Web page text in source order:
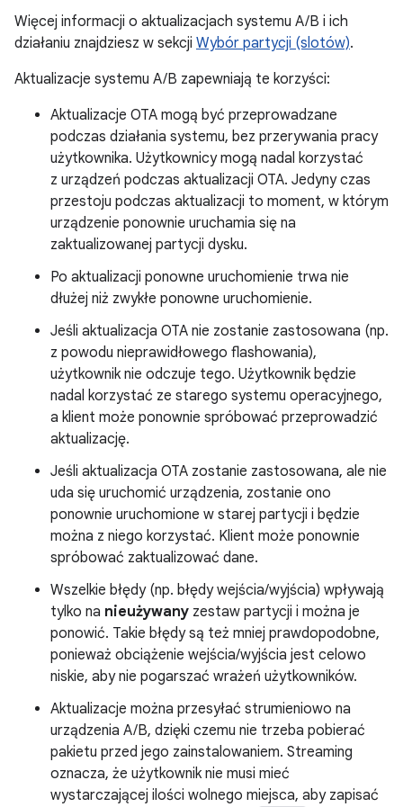
Więcej informacji o aktualizacjach systemu A/B i ich
działaniu znajdziesz w sekcji Wybór partycji (slotów).
Aktualizacje systemu A/B zapewniają te korzyści:
Aktualizacje OTA mogą być przeprowadzane
podczas działania systemu, bez przerywania pracy
użytkownika. Użytkownicy mogą nadal korzystać
z urządzeń podczas aktualizacji OTA. Jedyny czas
przestoju podczas aktualizacji to moment, w którym
urządzenie ponownie uruchamia się na
zaktualizowanej partycji dysku.
Po aktualizacji ponowne uruchomienie trwa nie
dłużej niż zwykłe ponowne uruchomienie.
Jeśli aktualizacja OTA nie zostanie zastosowana (np.
z powodu nieprawidłowego flashowania),
użytkownik nie odczuje tego. Użytkownik będzie
nadal korzystać ze starego systemu operacyjnego,
a klient może ponownie spróbować przeprowadzić
aktualizację.
Jeśli aktualizacja OTA zostanie zastosowana, ale nie
uda się uruchomić urządzenia, zostanie ono
ponownie uruchomione w starej partycji i będzie
można z niego korzystać. Klient może ponownie
spróbować zaktualizować dane.
Wszelkie błędy (np. błędy wejścia/wyjścia) wpływają
tylko na nieużywany zestaw partycji i można je
ponowić. Takie błędy są też mniej prawdopodobne,
ponieważ obciążenie wejścia/wyjścia jest celowo
niskie, aby nie pogarszać wrażeń użytkowników.
Aktualizacje można przesyłać strumieniowo na
urządzenia A/B, dzięki czemu nie trzeba pobierać
pakietu przed jego zainstalowaniem. Streaming
oznacza, że użytkownik nie musi mieć
wystarczającej ilości wolnego miejsca, aby zapisać